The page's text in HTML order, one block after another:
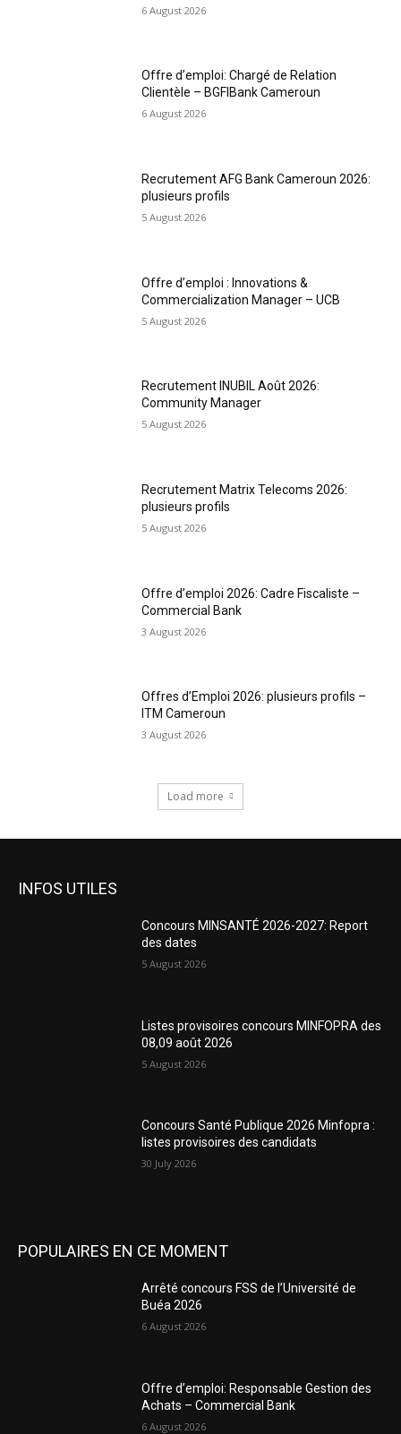
6 August 2026
Offre d’emploi: Chargé de Relation
Clientèle – BGFIBank Cameroun
6 August 2026
Recrutement AFG Bank Cameroun 2026:
plusieurs profils
5 August 2026
Offre d’emploi : Innovations &
Commercialization Manager – UCB
5 August 2026
Recrutement INUBIL Août 2026:
Community Manager
5 August 2026
Recrutement Matrix Telecoms 2026:
plusieurs profils
5 August 2026
Offre d’emploi 2026: Cadre Fiscaliste –
Commercial Bank
3 August 2026
Offres d’Emploi 2026: plusieurs profils –
ITM Cameroun
3 August 2026
Load more
INFOS UTILES
Concours MINSANTÉ 2026-2027: Report
des dates
5 August 2026
Listes provisoires concours MINFOPRA des
08,09 août 2026
5 August 2026
Concours Santé Publique 2026 Minfopra :
listes provisoires des candidats
30 July 2026
POPULAIRES EN CE MOMENT
Arrêté concours FSS de l’Université de
Buéa 2026
6 August 2026
Offre d’emploi: Responsable Gestion des
Achats – Commercial Bank
6 August 2026